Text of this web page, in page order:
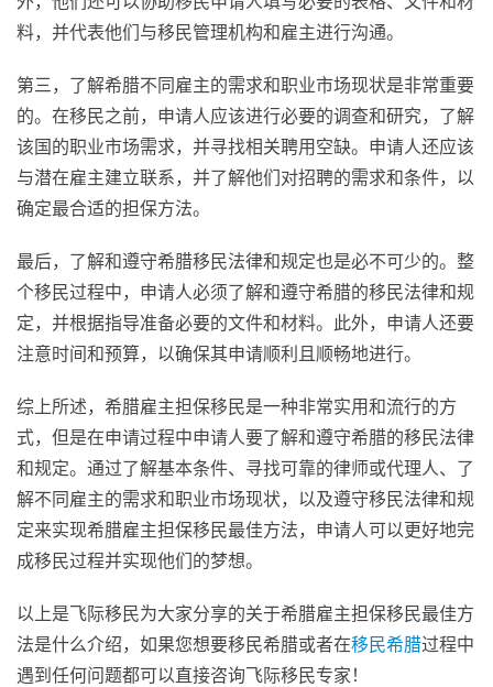
料，并代表他们与移民管理机构和雇主进行沟通。
第三，了解希腊不同雇主的需求和职业市场现状是非常重要
的。在移民之前，申请人应该进行必要的调查和研究，了解
该国的职业市场需求，并寻找相关聘用空缺。申请人还应该
与潜在雇主建立联系，并了解他们对招聘的需求和条件，以
确定最合适的担保方法。
最后，了解和遵守希腊移民法律和规定也是必不可少的。整
个移民过程中，申请人必须了解和遵守希腊的移民法律和规
定，并根据指导准备必要的文件和材料。此外，申请人还要
注意时间和预算，以确保其申请顺利且顺畅地进行。
综上所述，希腊雇主担保移民是一种非常实用和流行的方
式，但是在申请过程中申请人要了解和遵守希腊的移民法律
和规定。通过了解基本条件、寻找可靠的律师或代理人、了
解不同雇主的需求和职业市场现状，以及遵守移民法律和规
定来实现希腊雇主担保移民最佳方法，申请人可以更好地完
成移民过程并实现他们的梦想。
以上是飞际移民为大家分享的关于希腊雇主担保移民最佳方
法是什么介绍，如果您想要移民希腊或者在移民希腊过程中
遇到任何问题都可以直接咨询飞际移民专家！